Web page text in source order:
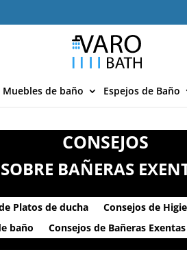
Muebles de baño Espejos de Baño
CONSEJOS
SOBRE BAÑERAS
Platos de ducha Consejos de
baño
Consejos de Bañeras Exentas